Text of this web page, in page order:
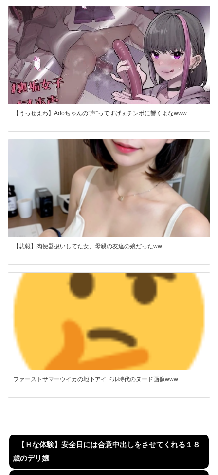
【うっせえわ】Adoちゃんの”声”ってすげぇチンポに響くよなwww
【悲報】肉便器扱いしてた女、母親の友達の娘だったww
ファーストサマーウイカの地下アイドル時代のヌード画像www
【Ｈな体験】安全日には合意中出しをさせてくれる１８
歳のデリ嬢